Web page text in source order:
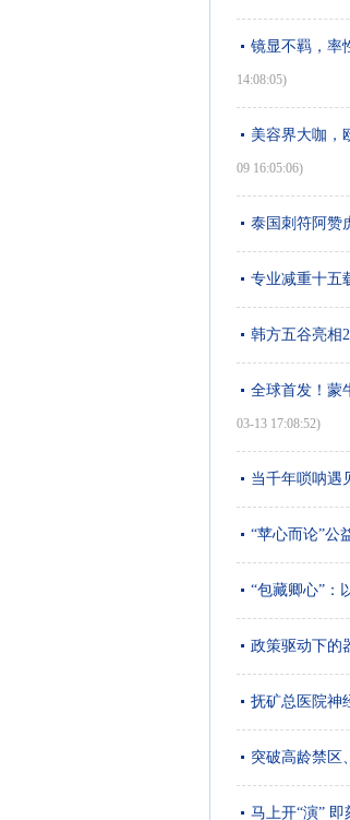
镜显不羁，率
14:08:05)
美容界大咖，
09 16:05:06)
泰国刺符阿赞
专业减重十五
韩方五谷亮相
全球首发！蒙
03-13 17:08:52)
当千年唢呐遇
“苹心而论”公
“包藏卿心”：
政策驱动下的
抚矿总医院神
突破高龄禁区
马上开“演”